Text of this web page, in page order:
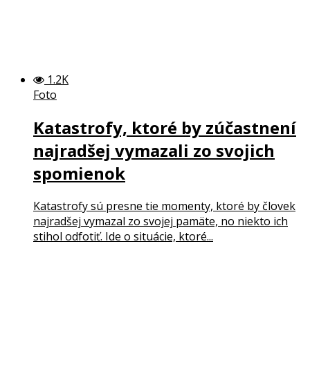
1.2K
Foto
Katastrofy, ktoré by zúčastnení
najradšej vymazali zo svojich
spomienok
Katastrofy sú presne tie momenty, ktoré by človek
najradšej vymazal zo svojej pamäte, no niekto ich
stihol odfotiť. Ide o situácie, ktoré...